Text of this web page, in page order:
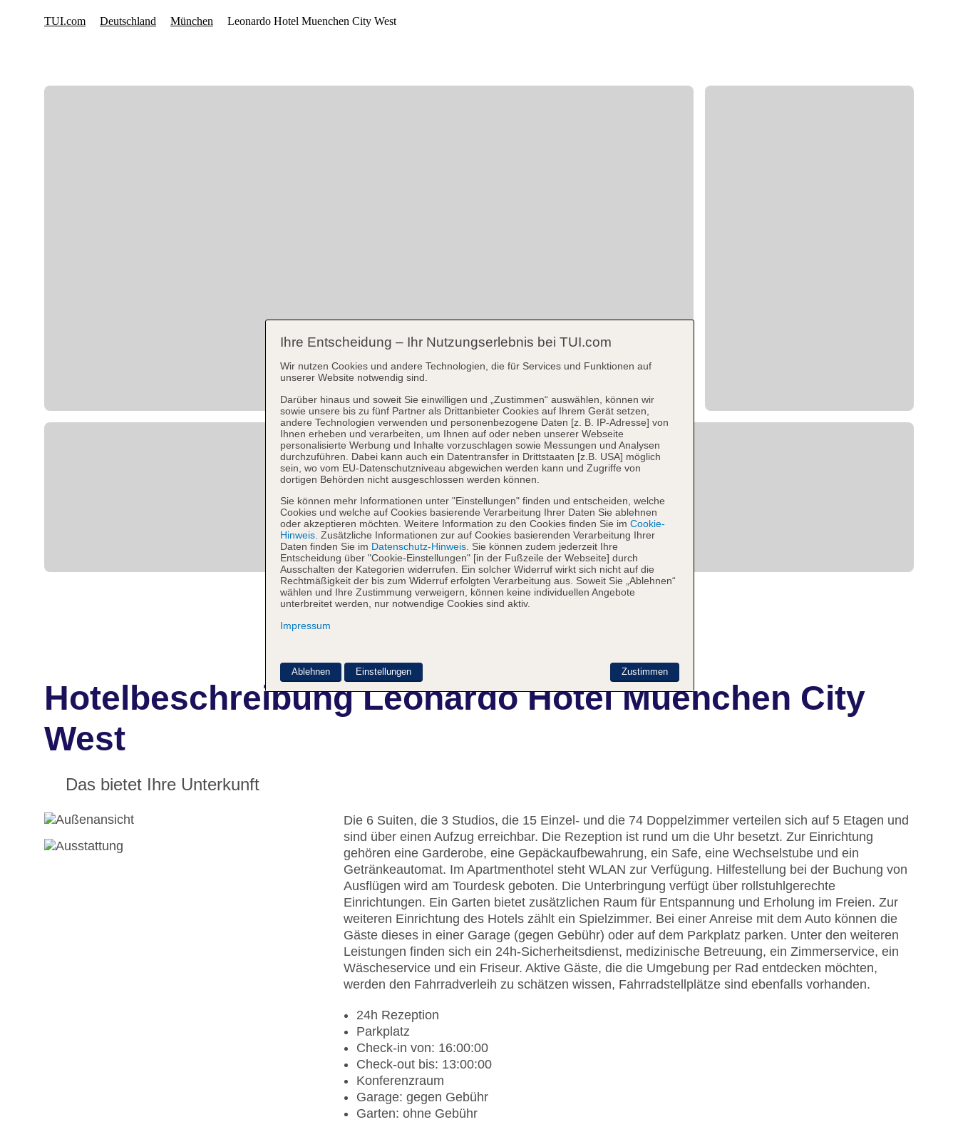
Hotelbeschreibung Leonardo Hotel Muenchen City
West
Das bietet Ihre Unterkunft
Die 6 Suiten, die 3 Studios, die 15 Einzel- und die 74 Doppelzimmer verteilen sich auf 5 Etagen und
sind über einen Aufzug erreichbar. Die Rezeption ist rund um die Uhr besetzt. Zur Einrichtung
gehören eine Garderobe, eine Gepäckaufbewahrung, ein Safe, eine Wechselstube und ein
Getränkeautomat. Im Apartmenthotel steht WLAN zur Verfügung. Hilfestellung bei der Buchung von
Ausflügen wird am Tourdesk geboten. Die Unterbringung verfügt über rollstuhlgerechte
Einrichtungen. Ein Garten bietet zusätzlichen Raum für Entspannung und Erholung im Freien. Zur
weiteren Einrichtung des Hotels zählt ein Spielzimmer. Bei einer Anreise mit dem Auto können die
Gäste dieses in einer Garage (gegen Gebühr) oder auf dem Parkplatz parken. Unter den weiteren
Leistungen finden sich ein 24h-Sicherheitsdienst, medizinische Betreuung, ein Zimmerservice, ein
Wäscheservice und ein Friseur. Aktive Gäste, die die Umgebung per Rad entdecken möchten,
werden den Fahrradverleih zu schätzen wissen, Fahrradstellplätze sind ebenfalls vorhanden.
24h Rezeption
Parkplatz
Check-in von: 16:00:00
Check-out bis: 13:00:00
Konferenzraum
Garage: gegen Gebühr
Garten: ohne Gebühr
Ihre Entscheidung – Ihr Nutzungserlebnis bei TUI.com
Wir nutzen Cookies und andere Technologien, die für Services und Funktionen auf
unserer Website notwendig sind.
Darüber hinaus und soweit Sie einwilligen und „Zustimmen“ auswählen, können wir
sowie unsere bis zu fünf Partner als Drittanbieter Cookies auf Ihrem Gerät setzen,
andere Technologien verwenden und personenbezogene Daten [z. B. IP-Adresse] von
Ihnen erheben und verarbeiten, um Ihnen auf oder neben unserer Webseite
personalisierte Werbung und Inhalte vorzuschlagen sowie Messungen und Analysen
durchzuführen. Dabei kann auch ein Datentransfer in Drittstaaten [z.B. USA] möglich
sein, wo vom EU-Datenschutzniveau abgewichen werden kann und Zugriffe von
dortigen Behörden nicht ausgeschlossen werden können.
Sie können mehr Informationen unter "Einstellungen" finden und entscheiden, welche
Cookies und welche auf Cookies basierende Verarbeitung Ihrer Daten Sie ablehnen
oder akzeptieren möchten. Weitere Information zu den Cookies finden Sie im Cookie-
Hinweis . Zusätzliche Informationen zur auf Cookies basierenden Verarbeitung Ihrer
Daten finden Sie im Datenschutz-Hinweis . Sie können zudem jederzeit Ihre
Entscheidung über "Cookie-Einstellungen" [in der Fußzeile der Webseite] durch
Ausschalten der Kategorien widerrufen. Ein solcher Widerruf wirkt sich nicht auf die
Rechtmäßigkeit der bis zum Widerruf erfolgten Verarbeitung aus. Soweit Sie „Ablehnen“
wählen und Ihre Zustimmung verweigern, können keine individuellen Angebote
unterbreitet werden, nur notwendige Cookies sind aktiv.
Impressum
Zustimmen
Ablehnen Einstellungen